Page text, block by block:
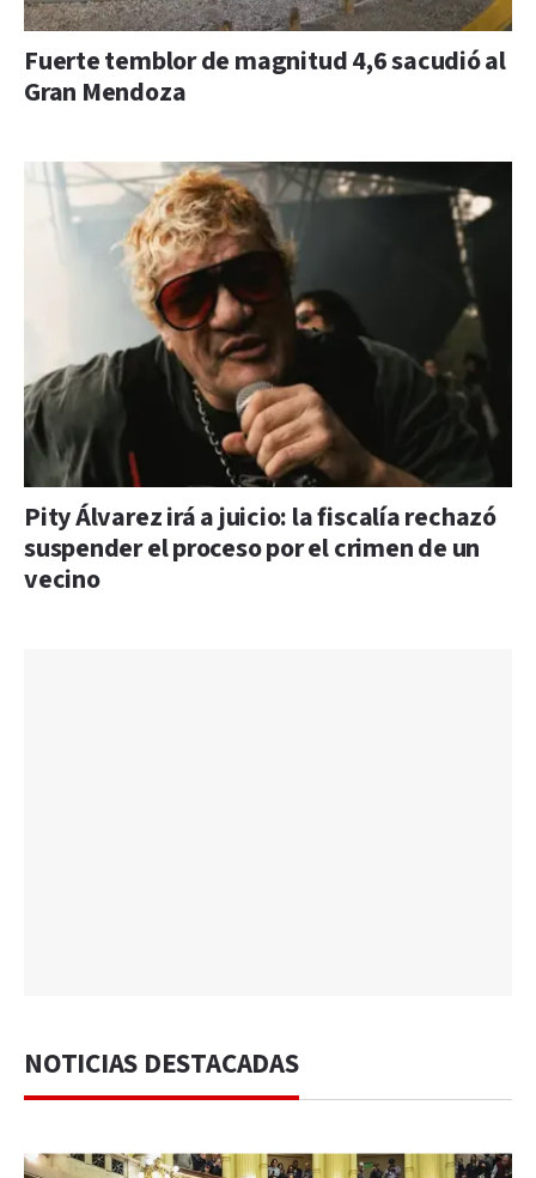
Fuerte temblor de magnitud 4,6 sacudió al
Gran Mendoza
Pity Álvarez irá a juicio: la fiscalía rechazó
suspender el proceso por el crimen de un
vecino
NOTICIAS DESTACADAS